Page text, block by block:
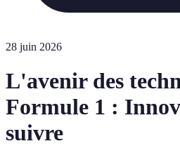
28 juin 2026
L'avenir des
Formule 1 :
suivre